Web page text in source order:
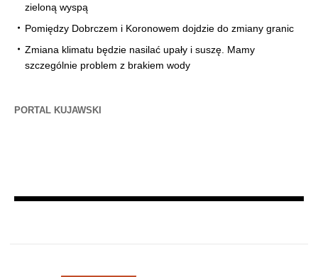
zieloną wyspą
Pomiędzy Dobrczem i Koronowem dojdzie do zmiany granic
Zmiana klimatu będzie nasilać upały i suszę. Mamy
szczególnie problem z brakiem wody
PORTAL KUJAWSKI